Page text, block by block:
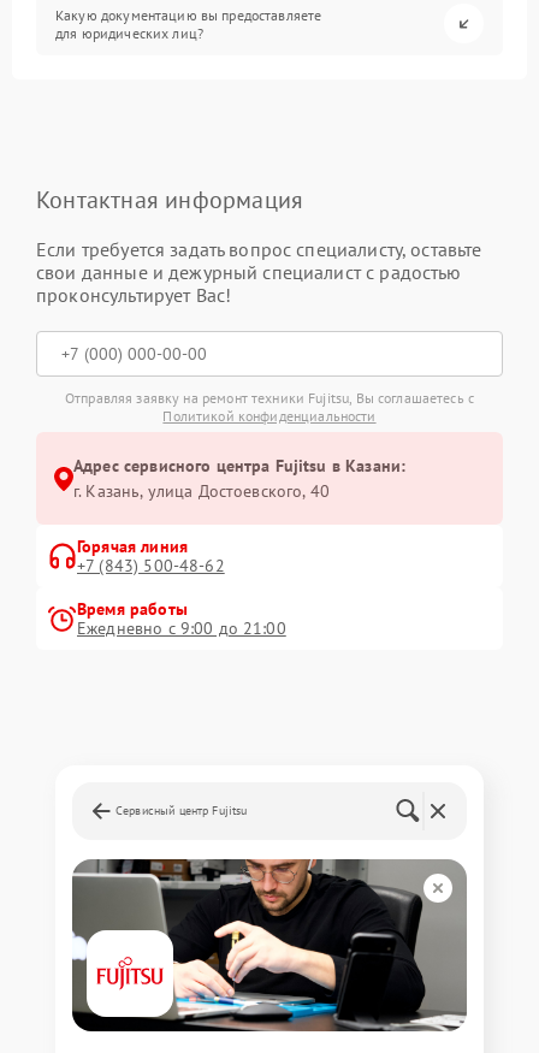
Какую документацию вы предоставляете
для юридических лиц?
Контактная информация
Если требуется задать вопрос специалисту, оставьте
свои данные и дежурный специалист с радостью
проконсультирует Вас!
Отправляя заявку на ремонт техники Fujitsu, Вы соглашаетесь с
Политикой конфиденциальности
Адрес сервисного центра Fujitsu в Казани:
г. Казань, улица Достоевского, 40
Горячая линия
+7 (843) 500-48-62
Время работы
Ежедневно с 9:00 до 21:00
Сервисный центр Fujitsu